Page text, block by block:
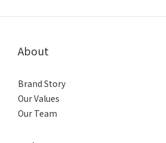
About
Brand Story
Our Values
Our Team